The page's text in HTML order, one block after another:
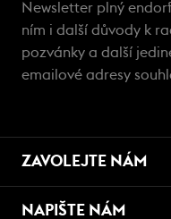
Newsletter plný
ním i další důvody k
pozvánky a další
emailové adresy
ZAVOLEJTE NÁM
NAPIŠTE NÁM